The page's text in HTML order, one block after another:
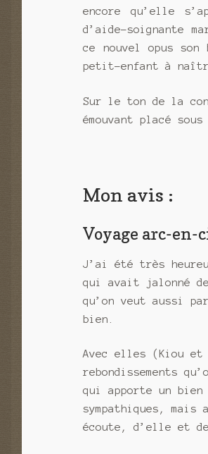
encore qu’elle
d’aide-soignante
ce nouvel opus
petit-enfant à
Sur le ton de la
émouvant placé
Mon avis :
Voyage arc-en-
J’ai été très
qui avait jalonné
qu’on veut aussi
bien.
Avec elles (Kiou et
rebondissements
qui apporte un bien
sympathiques,
écoute, d’elle et